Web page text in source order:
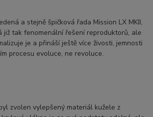
a stejně špičková řada Mission LX MKII,
již tak fenomenální řešení reproduktorů, ale
je a přináší ještě více živosti, jemnosti
procesu evoluce, ne revoluce.
zvolen vylepšený materiál kužele z